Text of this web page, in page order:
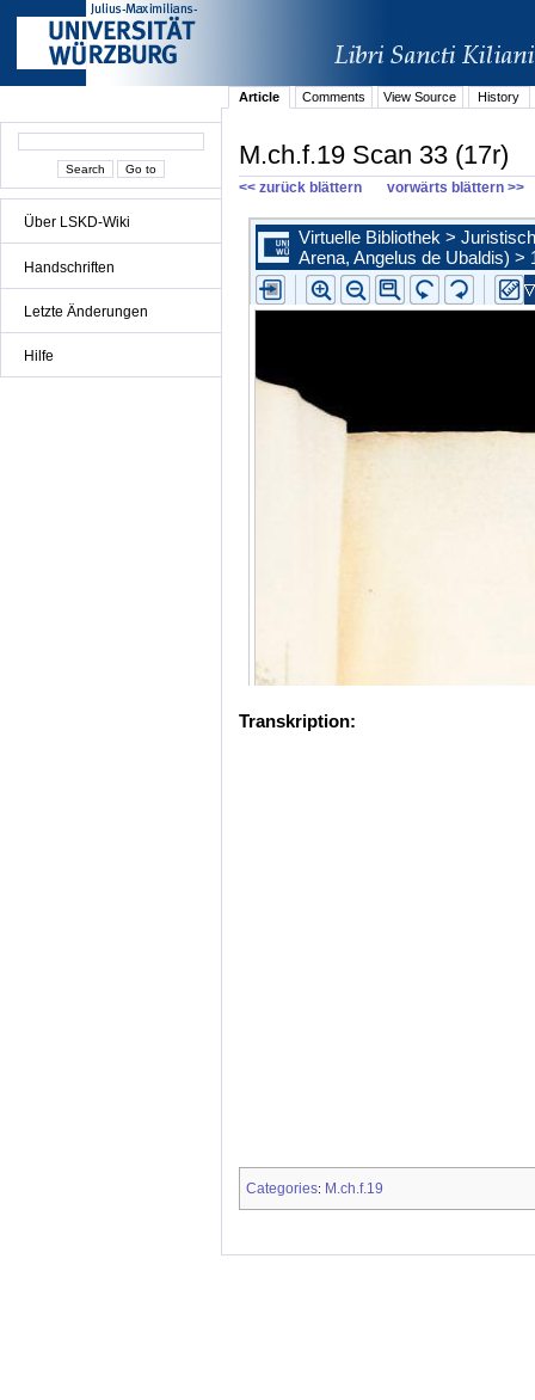
Über LSKD-Wiki
Handschriften
Letzte Änderungen
Hilfe
Article Comments View Source History
M.ch.f.19 Scan 33 (17r)
<< zurück blättern vorwärts blättern >>
Transkription:
Categories: M.ch.f.19